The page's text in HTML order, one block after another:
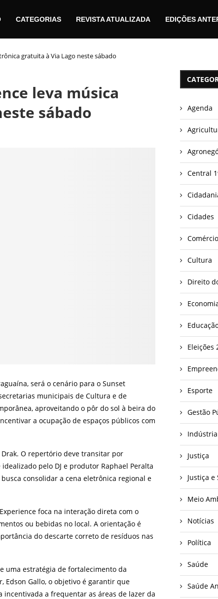
CATEGORIAS REVISTA ATUALIZADA EDIÇÕES
gratuita à Via Lago neste sábado
leva música
sábado
será o cenário para o Sunset
municipais de Cultura e de
aproveitando o pôr do sol à beira do
a ocupação de espaços públicos com
Drak. O repertório deve transitar por
pelo DJ e produtor Raphael Peralta
consolidar a cena eletrônica regional e
foca na interação direta com o
ou bebidas no local. A orientação é
do descarte correto de resíduos nas
uma estratégia de fortalecimento da
Edson Gallo, o objetivo é garantir que
a frequentar as áreas de lazer da
Agenda
Central
Cidades
Comércio
Cultura
Direito
Eleições
Esporte
Gestão
Indústria
Justiça
Justiça e
Meio
Notícias
Política
Saúde
Saúde